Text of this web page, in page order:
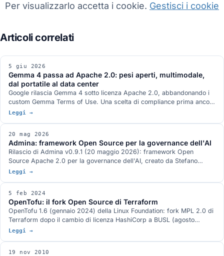
5 giu 2026
Gemma 4 passa ad Apache 2.0: pesi aperti, multimodale,
dal portatile al data center
Google rilascia Gemma 4 sotto licenza Apache 2.0, abbandonando i
custom Gemma Terms of Use. Una scelta di compliance prima ancora
che di prodotto, con la variante 12B multimodale che gira su un
Leggi →
20 mag 2026
Admina: framework Open Source per la governance dell'AI
Rilascio di Admina v0.9.1 (20 maggio 2026): framework Open
Source Apache 2.0 per la governance dell'AI, creato da Stefano
Noferi e sponsorizzato da noze. SDK Python + proxy Rust, 4 domini
Leggi →
5 feb 2024
OpenTofu: il fork Open Source di Terraform
OpenTofu 1.6 (gennaio 2024) della Linux Foundation: fork MPL 2.0 di
Terraform dopo il cambio di licenza HashiCorp a BUSL (agosto
2023). Drop-in compatibile, provider, moduli. Sostenuto da Oracle,
Leggi →
19 nov 2010
Per visualizzarlo accetta i cookie. Gestisci i cookie